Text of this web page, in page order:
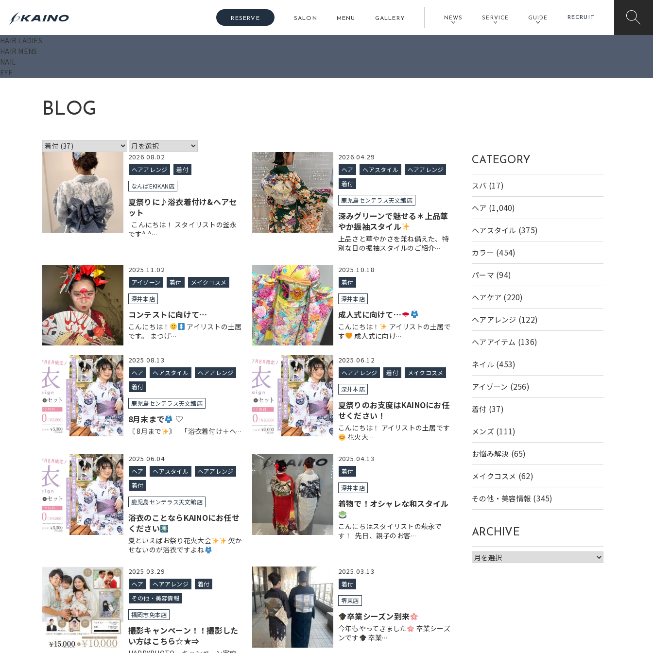
RESERVE SALON MENU GALLERY NEWS SERVICE GUIDE RECRUIT
HAIR LADIES
HAIR MENS
NAIL
EYE
BLOG
2026.08.02
ヘアアレンジ
着付
なんばEKIKAN店
夏祭りに♪浴衣着付け&ヘアセ
ット
こんにちは！ スタイリストの釜永
です^ ^…
2026.04.29
ヘア ヘアスタイル
ヘアアレンジ
着付
鹿児島センテラス天文館店
深みグリーンで魅せる＊上品華
やか振袖スタイル
上品さと華やかさを兼ね備えた、特
別な日の振袖スタイルのご紹介…
2025.11.02
アイゾーン 着付
メイクコスメ
深井本店
コンテストに向けて…
こんにちは！
アイリストの土居
です。 まつげ…
2025.10.18
着付
深井本店
成人式に向けて…
こんにちは！
アイリストの土居で
す
成人式に向け…
2025.08.13
ヘア ヘアスタイル
ヘアアレンジ
着付
鹿児島センテラス天文館店
8月末まで ♡
〘 8月まで 〙 「浴衣着付け＋ヘ…
2025.06.12
ヘアアレンジ 着付
メイクコスメ
深井本店
夏祭りのお支度はKAINOにお任
せください！
こんにちは！ アイリストの土居です
花火大…
2025.06.04
ヘア ヘアスタイル
ヘアアレンジ
着付
鹿児島センテラス天文館店
浴衣のことならKAINOにお任せ
ください
夏といえばお祭り花火大会
欠か
せないのが浴衣ですよね
…
2025.04.13
着付
深井本店
着物で！オシャレな和スタイル
こんにちはスタイリストの萩永で
す！ ⁡ 先日、親子のお客…
2025.03.29
ヘア ヘアアレンジ
着付
その他・美容情報
福岡志免本店
撮影キャンペーン！！撮影した
い方はこちら☆★⇒
2025.03.13
着付
堺東店
卒業シーズン到来
今年もやってきました
卒業シーズ
ンです
卒業…
CATEGORY
スパ (17)
ヘア (1,040)
ヘアスタイル (375)
カラー (454)
パーマ (94)
ヘアケア (220)
ヘアアレンジ (122)
ヘアアイテム (136)
ネイル (453)
アイゾーン (256)
着付 (37)
メンズ (111)
お悩み解決 (65)
メイクコスメ (62)
その他・美容情報 (345)
ARCHIVE